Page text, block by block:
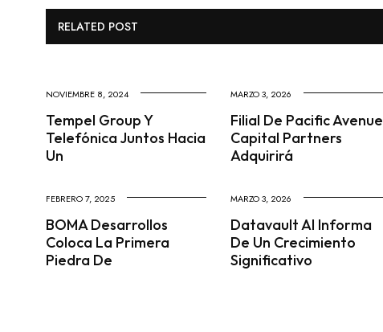
RELATED POST
NOVIEMBRE 8, 2024
Tempel Group Y
Telefónica Juntos Hacia
Un
MARZO 3, 2026
Filial De Pacific Avenue
Capital Partners
Adquirirá
FEBRERO 7, 2025
BOMA Desarrollos
Coloca La Primera
Piedra De
MARZO 3, 2026
Datavault AI Informa
De Un Crecimiento
Significativo